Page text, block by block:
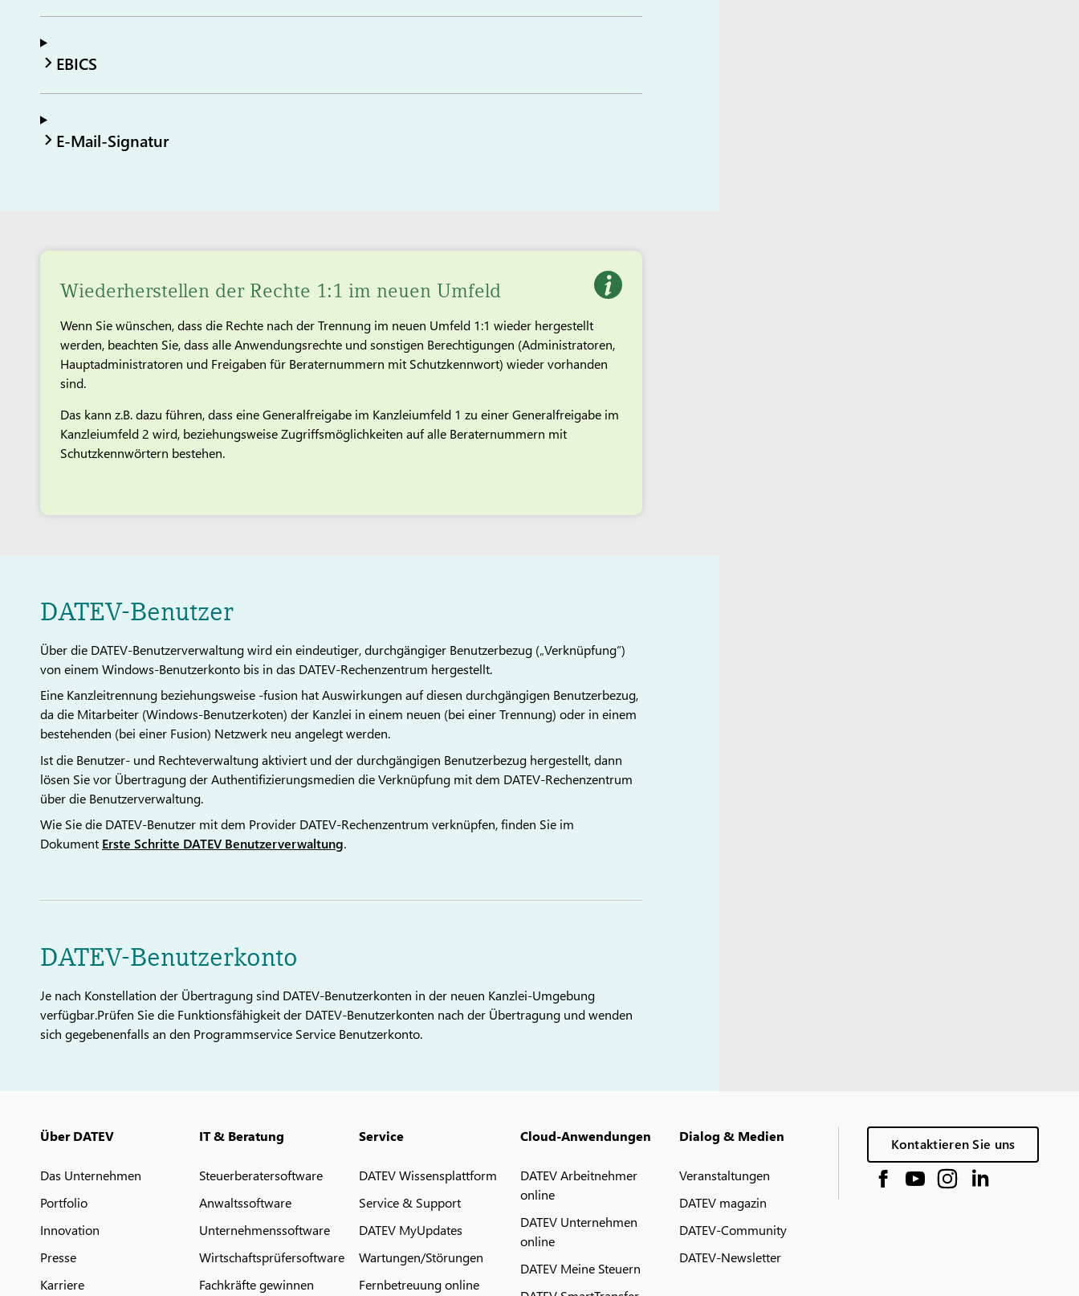
EBICS
E-Mail-Signatur
Wiederherstellen der Rechte 1:1 im neuen Umfeld
Wenn Sie wünschen, dass die Rechte nach der Trennung im neuen Umfeld 1:1 wieder hergestellt
werden, beachten Sie, dass alle Anwendungsrechte und sonstigen Berechtigungen (Administratoren,
Hauptadministratoren und Freigaben für Beraternummern mit Schutzkennwort) wieder vorhanden
sind.
Das kann z.B. dazu führen, dass eine Generalfreigabe im Kanzleiumfeld 1 zu einer Generalfreigabe im
Kanzleiumfeld 2 wird, beziehungsweise Zugriffsmöglichkeiten auf alle Beraternummern mit
Schutzkennwörtern bestehen.
DATEV-Benutzer
Über die DATEV-Benutzerverwaltung wird ein eindeutiger, durchgängiger Benutzerbezug („Verknüpfung“)
von einem Windows-Benutzerkonto bis in das DATEV-Rechenzentrum hergestellt.
Eine Kanzleitrennung beziehungsweise -fusion hat Auswirkungen auf diesen durchgängigen Benutzerbezug,
da die Mitarbeiter (Windows-Benutzerkoten) der Kanzlei in einem neuen (bei einer Trennung) oder in einem
bestehenden (bei einer Fusion) Netzwerk neu angelegt werden.
Ist die Benutzer- und Rechteverwaltung aktiviert und der durchgängigen Benutzerbezug hergestellt, dann
lösen Sie vor Übertragung der Authentifizierungsmedien die Verknüpfung mit dem DATEV-Rechenzentrum
über die Benutzerverwaltung.
Wie Sie die DATEV-Benutzer mit dem Provider DATEV-Rechenzentrum verknüpfen, finden Sie im
Dokument Erste Schritte DATEV Benutzerverwaltung.
DATEV-Benutzerkonto
Je nach Konstellation der Übertragung sind DATEV-Benutzerkonten in der neuen Kanzlei-Umgebung
verfügbar.Prüfen Sie die Funktionsfähigkeit der DATEV-Benutzerkonten nach der Übertragung und wenden
sich gegebenenfalls an den Programmservice Service Benutzerkonto.
Über DATEV
Das Unternehmen
Portfolio
Innovation
Presse
Karriere
IT & Beratung
Steuerberatersoftware
Anwaltssoftware
Unternehmenssoftware
Wirtschaftsprüfersoftware
Fachkräfte gewinnen
Service
DATEV Wissensplattform
Service & Support
DATEV MyUpdates
Wartungen/Störungen
Fernbetreuung online
Cloud-Anwendungen
DATEV Arbeitnehmer
online
DATEV Unternehmen
online
DATEV Meine Steuern
Dialog & Medien
Veranstaltungen
DATEV magazin
DATEV-Community
DATEV-Newsletter
Kontaktieren Sie uns